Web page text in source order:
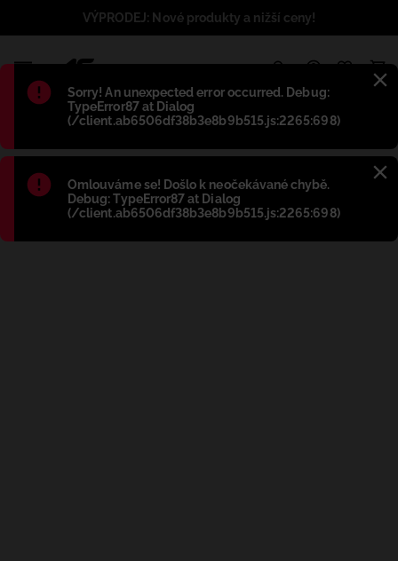
Błąd:
Sorry! An unexpected error occurred. Debug:
TypeError87 at Dialog
(/client.ab6506df38b3e8b9b515.js:2265:698)
Błąd:
Omlouváme se! Došlo k neočekávané chybě.
Debug: TypeError87 at Dialog
(/client.ab6506df38b3e8b9b515.js:2265:698)
VÝPRODEJ: Nové produkty a nižší ceny!